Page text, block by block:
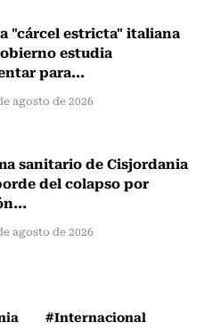
"cárcel estricta" italiana
estudia
para...
agosto de 2026
sanitario de Cisjordania
del colapso por
agosto de 2026
#Internacional